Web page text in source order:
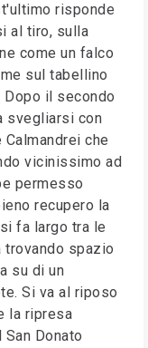
risponde
al tiro, sulla
come un falco
sul tabellino
il secondo
svegliarsi con
che
vicinissimo ad
permesso
recupero la
fa largo tra le
trovando spazio
su di un
Si va al riposo
la ripresa
Donato